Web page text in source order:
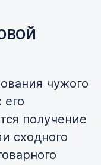
чужого
его
получение
сходного